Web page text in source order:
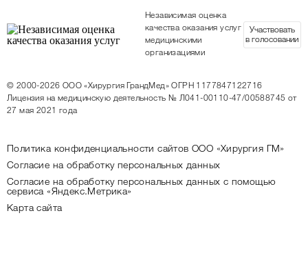
Независимая оценка
качества оказания услуг
медицинскими
организациями
Участвовать
в голосовании
© 2000-2026 ООО «Хирургия ГрандМед» ОГРН 1177847122716
Лицензия на медицинскую деятельность № Л041-00110-47/00588745 от
27 мая 2021 года
Политика конфиденциальности сайтов ООО «Хирургия ГМ»
Согласие на обработку персональных данных
Согласие на обработку персональных данных с помощью
сервиса «Яндекс.Метрика»
Карта сайта